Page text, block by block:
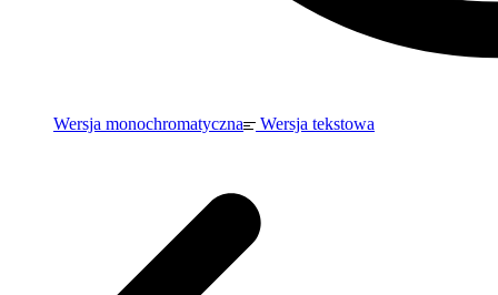
Wersja monochromatyczna Wersja tekstowa